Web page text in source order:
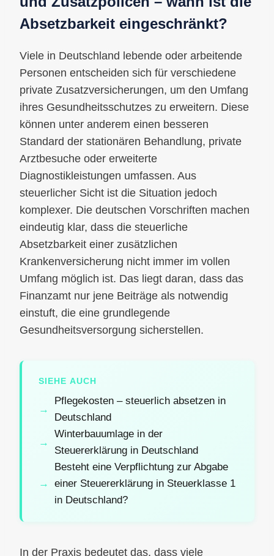
Absetzbarkeit eingeschränkt?
Viele in Deutschland lebende oder arbeitende
Personen entscheiden sich für verschiedene
private Zusatzversicherungen, um den Umfang
ihres Gesundheitsschutzes zu erweitern. Diese
können unter anderem einen besseren
Standard der stationären Behandlung, private
Arztbesuche oder erweiterte
Diagnostikleistungen umfassen. Aus
steuerlicher Sicht ist die Situation jedoch
komplexer. Die deutschen Vorschriften machen
eindeutig klar, dass die steuerliche
Absetzbarkeit einer zusätzlichen
Krankenversicherung nicht immer im vollen
Umfang möglich ist. Das liegt daran, dass das
Finanzamt nur jene Beiträge als notwendig
einstuft, die eine grundlegende
Gesundheitsversorgung sicherstellen.
SIEHE AUCH
Pflegekosten – steuerlich absetzen in
Deutschland
Winterbauumlage in der
Steuererklärung in Deutschland
Besteht eine Verpflichtung zur Abgabe
einer Steuererklärung in Steuerklasse 1
in Deutschland?
In der Praxis bedeutet das, dass viele